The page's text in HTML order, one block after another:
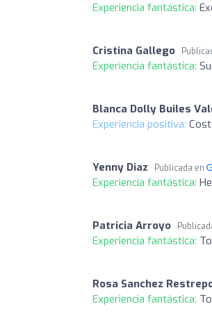
Experiencia fantástica:
Cristina Gallego
Experiencia fantástica:
Blanca Dolly Builes
Experiencia positiva:
Yenny Diaz Publicada en
Experiencia fantástica:
Patricia Arroyo
Experiencia fantástica:
Rosa Sanchez
Experiencia fantástica: